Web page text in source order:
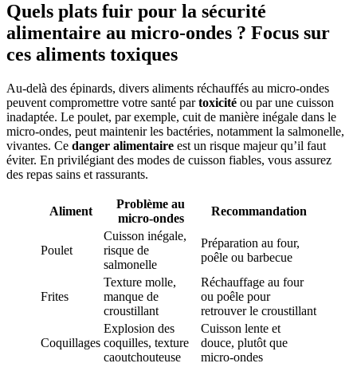
Quels plats fuir pour la sécurité
alimentaire au micro-ondes ? Focus sur
ces aliments toxiques
Au-delà des épinards, divers aliments réchauffés au micro-ondes
peuvent compromettre votre santé partoxicité ou par une cuisson
inadaptée. Le poulet, par exemple, cuit de manière inégale dans le
micro-ondes, peut maintenir les bactéries, notamment la salmonelle,
vivantes. Ce danger alimentaire est un risque majeur qu’il faut
éviter. En privilégiant des modes de cuisson fiables, vous assurez
des repas sains et rassurants.
Aliment
Problème au
micro-ondes
Recommandation
Poulet
Cuisson inégale,
risque de
salmonelle
Préparation au four,
poêle ou barbecue
Frites
Texture molle,
manque de
croustillant
Réchauffage au four
ou poêle pour
retrouver le croustillant
Coquillages
Explosion des
coquilles, texture
caoutchouteuse
Cuisson lente et
douce, plutôt que
micro-ondes